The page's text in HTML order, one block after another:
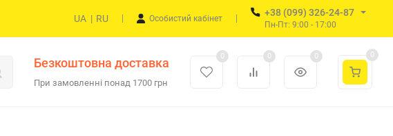
UA | RU Особистий кабінет
+38 (099) 326-24-87
Пн-Пт: 9:00 - 17:00
Безкоштовна доставка
При замовленні понад 1700 грн
0 0 0 0